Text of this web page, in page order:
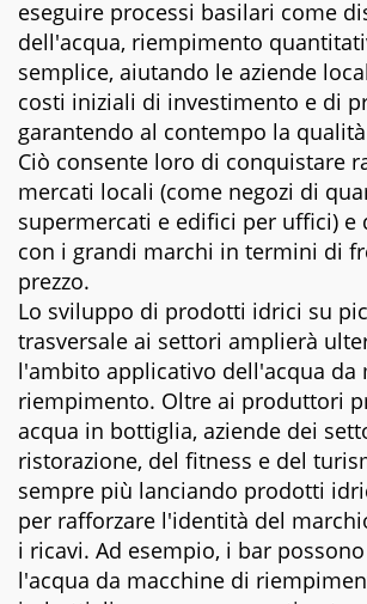
eseguire processi basilari come
dell'acqua, riempimento
semplice, aiutando le aziende
costi iniziali di investimento e di
garantendo al contempo la
Ciò consente loro di conquistare
mercati locali (come negozi di
supermercati e edifici per uffici) e
con i grandi marchi in termini di
prezzo.
Lo sviluppo di prodotti idrici su
trasversale ai settori amplierà
l'ambito applicativo dell'acqua da
riempimento. Oltre ai produttori
acqua in bottiglia, aziende dei
ristorazione, del fitness e del
sempre più lanciando prodotti
per rafforzare l'identità del
i ricavi. Ad esempio, i bar
l'acqua da macchine di